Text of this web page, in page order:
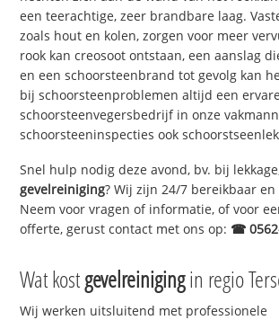
een teerachtige, zeer brandbare laag.
zoals hout en kolen, zorgen voor meer
rook kan creosoot ontstaan, een aanslag
en een schoorsteenbrand tot gevolg kan
bij schoorsteenproblemen altijd een
schoorsteenvegersbedrijf in onze
schoorsteeninspecties ook
Snel hulp nodig deze avond, bv. bij
gevelreiniging? Wij zijn 24/7 bereikbaar
Neem voor vragen of informatie, of voor
offerte, gerust contact met ons op: ☎
Wat kostgevelreinigingin regio
Wij werken uitsluitend met professionele